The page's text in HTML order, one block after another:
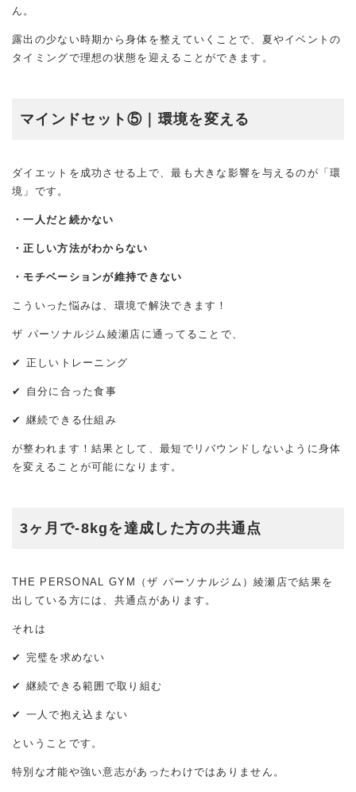
ん。
露出の少ない時期から身体を整えていくことで、夏やイベントの
タイミングで理想の状態を迎えることができます。
マインドセット⑤｜環境を変える
ダイエットを成功させる上で、最も大きな影響を与えるのが「環
境」です。
・一人だと続かない
・正しい方法がわからない
・モチベーションが維持できない
こういった悩みは、環境で解決できます！
ザ パーソナルジム綾瀬店に通ってることで、
✔ 正しいトレーニング
✔ 自分に合った食事
✔ 継続できる仕組み
が整われます！結果として、最短でリバウンドしないように身体
を変えることが可能になります。
3ヶ月で-8kgを達成した方の共通点
THE PERSONAL GYM（ザ パーソナルジム）綾瀬店で結果を
出している方には、共通点があります。
それは
✔ 完璧を求めない
✔ 継続できる範囲で取り組む
✔ 一人で抱え込まない
ということです。
特別な才能や強い意志があったわけではありません。